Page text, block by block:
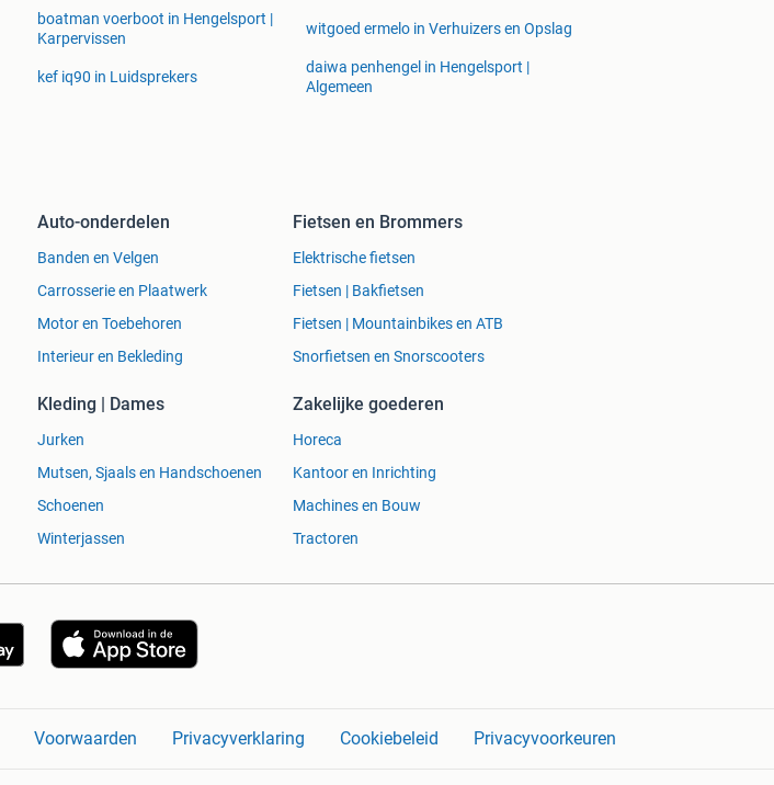
boatman voerboot in Hengelsport |
Karpervissen
witgoed ermelo in Verhuizers en Opslag
kef iq90 in Luidsprekers
daiwa penhengel in Hengelsport |
Algemeen
Auto-onderdelen
Banden en Velgen
Carrosserie en Plaatwerk
Motor en Toebehoren
Interieur en Bekleding
Fietsen en Brommers
Elektrische fietsen
Fietsen | Bakfietsen
Fietsen | Mountainbikes en ATB
Snorfietsen en Snorscooters
Kleding | Dames
Jurken
Mutsen, Sjaals en Handschoenen
Schoenen
Winterjassen
Zakelijke goederen
Horeca
Kantoor en Inrichting
Machines en Bouw
Tractoren
Voorwaarden Privacyverklaring Cookiebeleid Privacyvoorkeuren